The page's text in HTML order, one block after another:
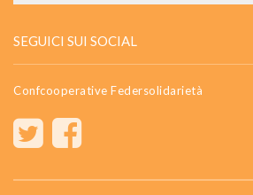
SEGUICI SUI SOCIAL
Confcooperative Federsolidarietà